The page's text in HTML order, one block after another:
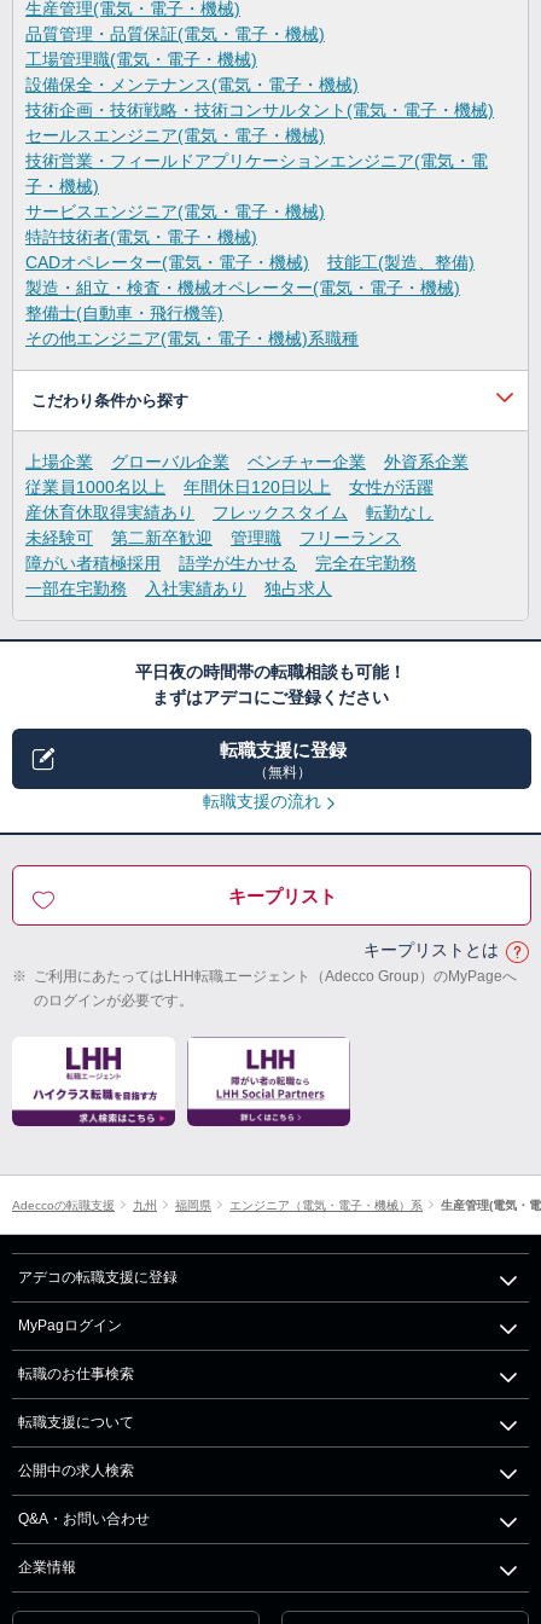
生産管理(電気・電子・機械)
品質管理・品質保証(電気・電子・機械)
工場管理職(電気・電子・機械)
設備保全・メンテナンス(電気・電子・機械)
技術企画・技術戦略・技術コンサルタント(電気・電子・機械)
セールスエンジニア(電気・電子・機械)
技術営業・フィールドアプリケーションエンジニア(電気・電
子・機械)
サービスエンジニア(電気・電子・機械)
特許技術者(電気・電子・機械)
CADオペレーター(電気・電子・機械)
技能工(製造、整備)
製造・組立・検査・機械オペレーター(電気・電子・機械)
整備士(自動車・飛行機等)
その他エンジニア(電気・電子・機械)系職種
こだわり条件から探す
上場企業 グローバル企業 ベンチャー企業
外資系企業
従業員1000名以上
年間休日120日以上
女性が活躍
産休育休取得実績あり
フレックスタイム
転勤なし
未経験可
第二新卒歓迎 管理職
フリーランス
障がい者積極採用
語学が生かせる
完全在宅勤務
一部在宅勤務
入社実績あり 独占求人
平日夜の時間帯の転職相談も可能！
まずはアデコにご登録ください
転職支援に登録
（無料）
転職支援の流れ
キープリスト
キープリストとは
※ ご利用にあたってはLHH転職エージェント（Adecco Group）のMyPageへ
のログインが必要です。
Adeccoの転職支援 九州 福岡県 エンジニア（電気・電子・機械）系 生産管理(電気・
アデコの転職支援に登録
MyPagログイン
転職のお仕事検索
転職支援について
公開中の求人検索
Q&A・お問い合わせ
企業情報